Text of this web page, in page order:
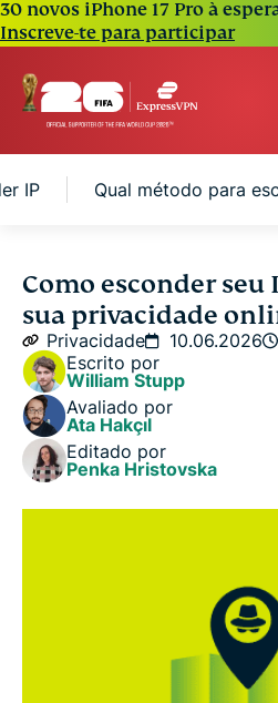
30 novos iPhone 17 Pro à
Inscreve-te para participar
IP Qual método para
O que é endereço IP e por
Por que você pode querer
5 métodos comprovados
Qual método para esconder
você?
Você pode realmente ficar
Como esconder seu
sua privacidade
Privacidade 10.06.2026
Escrito por
William Stupp
Avaliado por
Ata Hakçıl
Editado por
Penka Hristovska